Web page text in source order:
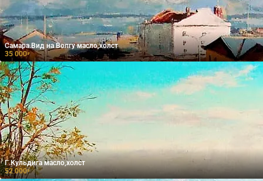
Самара.Вид на Волгу масло,холст
35 000₽
Г.Кульдига масло,холст
52 000₽